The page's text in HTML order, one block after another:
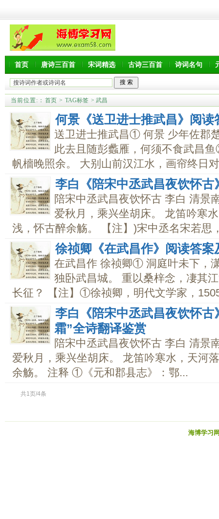
首页 唐诗三百首 宋词精选 古诗三百首 诗词名句
当前位置: ： 首页 > TAG标签 > 武昌
何景《送卫进士推武昌》阅读
送卫进士推武昌① 何景 少年佐郡
此去且随彭蠡雁，何须不食武昌
帆檣晚照余。 大别山前汉江水，画帘终日
李白《陪宋中丞武昌夜饮怀古
陪宋中丞武昌夜饮怀古 李白 清景
爱秋月，乘兴坐胡床。 龙笛吟寒
浅，怀古醉余觞。 【注】)宋中丞名宋若思
徐祯卿《在武昌作》阅读答案
在武昌作 徐祯卿① 洞庭叶未下，
独卧武昌城。 重以桑梓念，凄其
长征？ 【注】①徐祯卿，明代文学家，
李白《陪宋中丞武昌夜饮怀
霜”全诗翻译鉴赏
陪宋中丞武昌夜饮怀古 李白 清景
爱秋月，乘兴坐胡床。 龙笛吟寒水，天河
余觞。 注释 ①《元和郡县志》：鄂...
共1页/4条
海博学习